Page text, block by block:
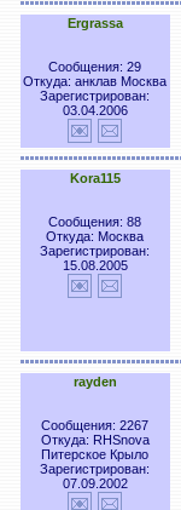
Ergrassa
Сообщения: 29
Откуда: анклав Москва
Зарегистрирован:
03.04.2006
Kora115
Сообщения: 88
Откуда: Москва
Зарегистрирован:
15.08.2005
rayden
Сообщения: 2267
Откуда: RHSnova
Питерское Крыло
Зарегистрирован:
07.09.2002